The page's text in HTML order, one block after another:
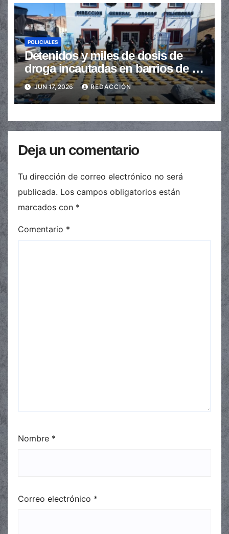
POLICIALES
Detenidos y miles de dosis de
droga incautadas en barrios de la
provincia
JUN 17, 2026 REDACCIÓN
Deja un comentario
Tu dirección de correo electrónico no será
publicada. Los campos obligatorios están
marcados con *
Comentario *
Nombre *
Correo electrónico *